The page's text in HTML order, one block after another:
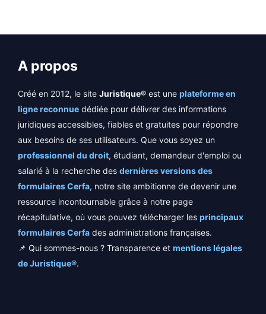
A propos
Créé en 2012, le site Juristique® est une plateforme en
ligne reconnue dédiée pour délivrer des informations
juridiques accessibles, fiables et gratuites pour répondre
aux besoins de ses utilisateurs. Que vous soyez un
professionnel du droit, étudiant, demandeur d'emploi ou
salarié à la recherche des dernières versions des
formulaires Cerfa, notre site ambitionne de devenir une
ressource incontournable grâce à notre page
récapitulative, où vous pouvez télécharger les principaux
formulaires Cerfa des administrations françaises.
📌 Qui sommes-nous ? Transparence et mentions légales
de Juristique®.